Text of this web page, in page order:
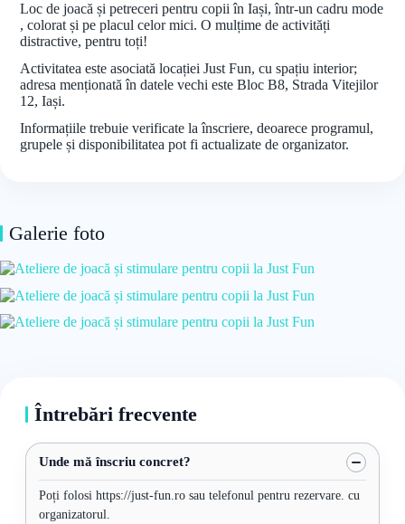
Loc de joacă și petreceri pentru copii în Iași, într-un cadru mode
, colorat și pe placul celor mici. O mulțime de activități
distractive, pentru toți!
Activitatea este asociată locației Just Fun, cu spațiu interior;
adresa menționată în datele vechi este Bloc B8, Strada Vitejilor
12, Iași.
Informațiile trebuie verificate la înscriere, deoarece programul,
grupele și disponibilitatea pot fi actualizate de organizator.
Galerie foto
Întrebări frecvente
Unde mă înscriu concret?
Poți folosi https://just-fun.ro sau telefonul pentru rezervare. cu
organizatorul.